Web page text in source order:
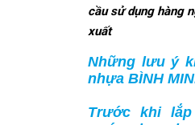
cầu sử dụng hàng
xuất
Những lưu ý
nhựa BÌNH
Trước khi